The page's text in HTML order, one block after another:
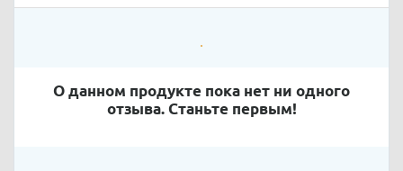
О данном продукте пока нет ни одного
отзыва. Станьте первым!